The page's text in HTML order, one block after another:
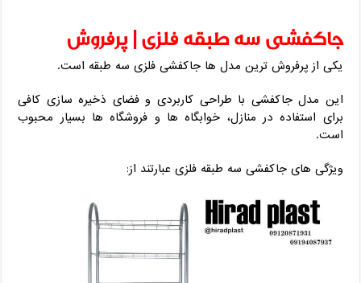
جاکفشی سه طبقه فلزی | پرفروش
یکی از پرفروش ترین مدل ها جاکفشی فلزی سه طبقه است.
این مدل جاکفشی با طراحی کاربردی و فضای ذخیره سازی کافی
برای استفاده در منازل، خوابگاه ها و فروشگاه ها بسیار محبوب
است.
ویژگی های جاکفشی سه طبقه فلزی عبارتند از: